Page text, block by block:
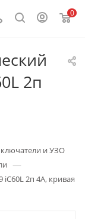
0
2п
и УЗО
—
2п 4А, кривая